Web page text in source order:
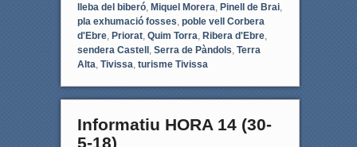
lleba del biberó, Miquel Morera, Pinell de Brai,
pla exhumació fosses, poble vell Corbera
d'Ebre, Priorat, Quim Torra, Ribera d'Ebre,
sendera Castell , Serra de Pàndols, Terra
Alta, Tivissa, turisme Tivissa
Informatiu HORA 14 (30-
5-18)